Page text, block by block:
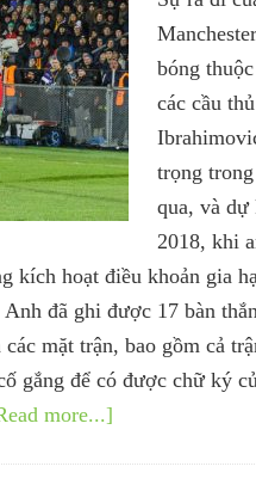
bóng
các cầu
trọng
qua, và dự
2018, khi
kích hoạt điều khoản gia
đã ghi được 17 bàn
các mặt trận, bao gồm cả
gắng để có được chữ ký
more...]